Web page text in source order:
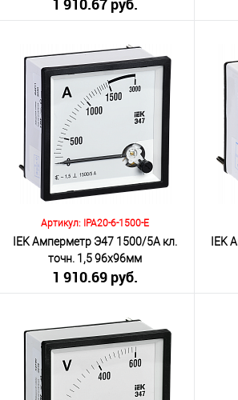
1 910.67 руб.
Количество:
В корзину
К сравнению
В избранное
Под заказ
К
В
Артикул: IPA20-6-1500-E
IEK Амперметр Э47 1500/5А кл.
точн. 1,5 96х96мм
1 910.69 руб.
Количество:
В корзину
IEK